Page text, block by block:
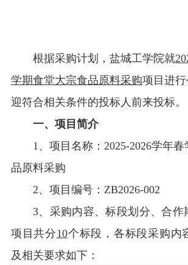
根据采购计划，盐城工学院就
学期食堂大宗食品原料采购项目进行
迎符合相关条件的投标人前来投标。
一、项目简介
1、项目名称：2025-2026学年
品原料采购
2、项目编号：ZB2026-002
3、采购内容、标段划分、合作
项目共分10个标段，各标段采购内
及相关要求如下：